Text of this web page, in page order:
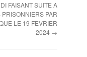
FAISANT SUITE A
PAR
LE 19 FEVRIER
2024 →